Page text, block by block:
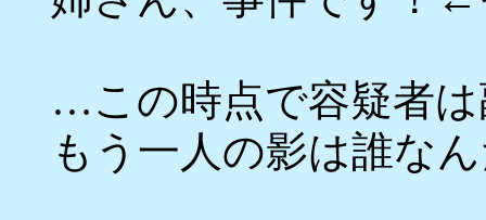
…この時点で容疑者は
もう一人の影は誰な